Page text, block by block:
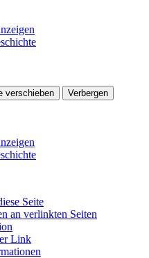
verschieben Verbergen
Seite
an verlinkten Seiten
Link